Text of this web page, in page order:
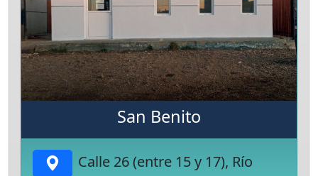
San Benito
Calle 26 (entre 15 y 17), Río